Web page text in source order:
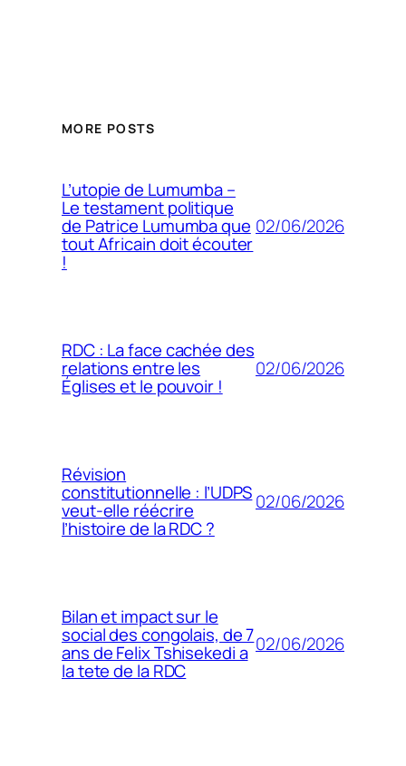
MORE POSTS
L’utopie de Lumumba –
Le testament politique
de Patrice Lumumba que
tout Africain doit écouter
!
02/06/2026
RDC : La face cachée des
relations entre les
Églises et le pouvoir !
02/06/2026
Révision
constitutionnelle : l’UDPS
veut-elle réécrire
l’histoire de la RDC ?
02/06/2026
Bilan et impact sur le
social des congolais, de 7
ans de Felix Tshisekedi a
la tete de la RDC
02/06/2026